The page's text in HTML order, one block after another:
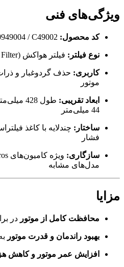
ویژگی‌های فنی
کد محصول:
نوع فیلتر: فیلتر هواکش (Air Filter)
کاربری: حذف گردوغبار و
موتور
ابعاد تقریبی:
44 میلی‌متر
ساختار: چندلایه با کاغذ
فشار
سازگاری:
مدل‌های مشابه
مزایا
محافظت کامل از موتور در
بهبود راندمان و قدرت موتور
افزایش عمر موتور و کاهش